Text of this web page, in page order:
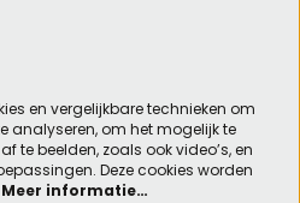
de nieuwsbrief
en vergelijkbare technieken om
analyseren, om het mogelijk te
te beelden, zoals ook video’s, en
Deze cookies worden
Meer informatie…